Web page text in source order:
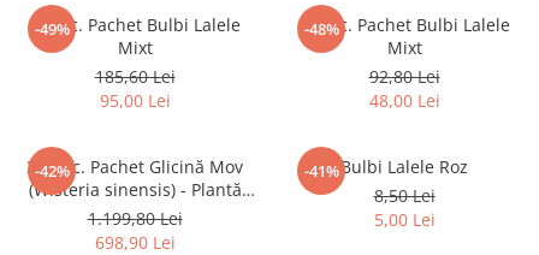
Coacaz
Arbusti cu flori
Bulbi
Bulbi de Crini
Bulbi de Lalele
-49%
20buc. Pachet Bulbi Lalele
Mixt
185,60 Lei
95,00 Lei
-48%
10buc. Pachet Bulbi Lalele
Mixt
92,80 Lei
48,00 Lei
-42%
20 buc. Pachet Glicină Mov
(Wisteria sinensis) - Plantă
Urcătoare - la Ghiveci
1.199,80 Lei
698,90 Lei
-41%Bulbi Lalele Roz
8,50 Lei
5,00 Lei